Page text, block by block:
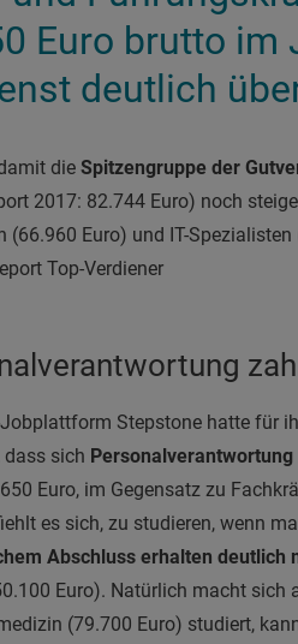
Euro brutto im
deutlich
die Spitzengruppe der
2017: 82.744 Euro) noch
(66.960 Euro) und IT-
Stepstone hatte für
dass sich Personalverantwortung
Euro, im Gegensatz zu
es sich, zu studieren, wenn
Abschluss erhalten deutlich
Euro). Natürlich macht sich
(79.700 Euro) studiert,